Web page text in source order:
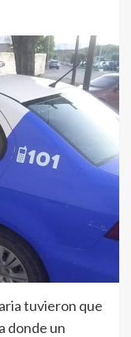
tuvieron que
donde un